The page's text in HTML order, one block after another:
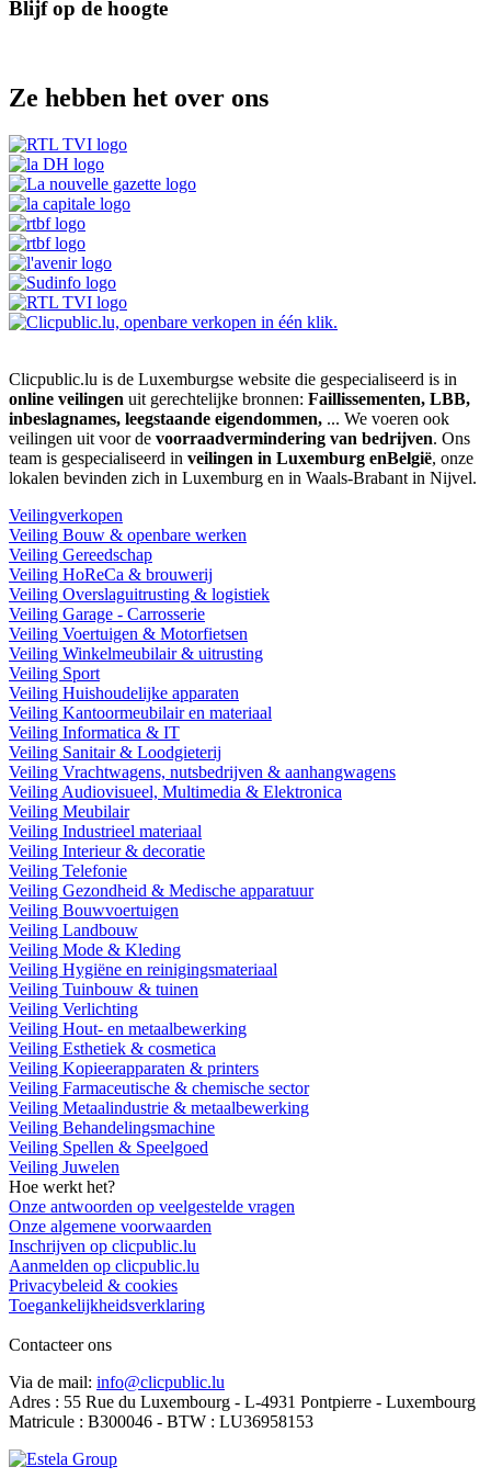
Blijf op de hoogte
Ze hebben het over ons
Clicpublic.lu is de Luxemburgse website die gespecialiseerd is in
online veilingen uit gerechtelijke bronnen: Faillissementen, LBB,
inbeslagnames, leegstaande eigendommen, ... We voeren ook
veilingen uit voor de voorraadvermindering van bedrijven. Ons
team is gespecialiseerd in veilingen in Luxemburg enBelgië, onze
lokalen bevinden zich in Luxemburg en in Waals-Brabant in Nijvel.
Veilingverkopen
Veiling Bouw & openbare werken
Veiling Gereedschap
Veiling HoReCa & brouwerij
Veiling Overslaguitrusting & logistiek
Veiling Garage - Carrosserie
Veiling Voertuigen & Motorfietsen
Veiling Winkelmeubilair & uitrusting
Veiling Sport
Veiling Huishoudelijke apparaten
Veiling Kantoormeubilair en materiaal
Veiling Informatica & IT
Veiling Sanitair & Loodgieterij
Veiling Vrachtwagens, nutsbedrijven & aanhangwagens
Veiling Audiovisueel, Multimedia & Elektronica
Veiling Meubilair
Veiling Industrieel materiaal
Veiling Interieur & decoratie
Veiling Telefonie
Veiling Gezondheid & Medische apparatuur
Veiling Bouwvoertuigen
Veiling Landbouw
Veiling Mode & Kleding
Veiling Hygiëne en reinigingsmateriaal
Veiling Tuinbouw & tuinen
Veiling Verlichting
Veiling Hout- en metaalbewerking
Veiling Esthetiek & cosmetica
Veiling Kopieerapparaten & printers
Veiling Farmaceutische & chemische sector
Veiling Metaalindustrie & metaalbewerking
Veiling Behandelingsmachine
Veiling Spellen & Speelgoed
Veiling Juwelen
Hoe werkt het?
Onze antwoorden op veelgestelde vragen
Onze algemene voorwaarden
Inschrijven op clicpublic.lu
Aanmelden op clicpublic.lu
Privacybeleid & cookies
Toegankelijkheidsverklaring
Contacteer ons
Via de mail: info@clicpublic.lu
Adres : 55 Rue du Luxembourg - L-4931 Pontpierre - Luxembourg
Matricule : B300046 - BTW : LU36958153